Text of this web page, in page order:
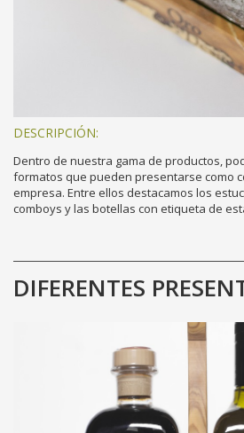
DESCRIPCIÓN:
Dentro de nuestra gama de productos,
formatos que pueden presentarse como
empresa. Entre ellos destacamos los
comboys y las botellas con etiqueta de
DIFERENTES